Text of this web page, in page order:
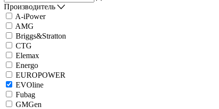
Производитель
A-iPower
AMG
Briggs&Stratton
CTG
Elemax
Energo
EUROPOWER
EVOline
Fubag
GMGen